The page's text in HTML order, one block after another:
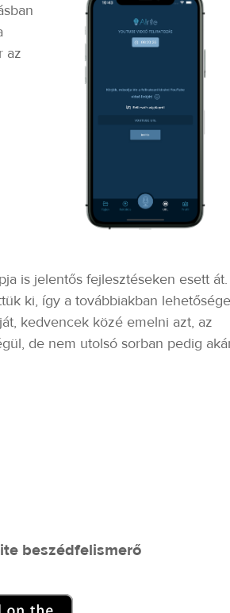
az
is jelentős fejlesztéseken esett
ki, így a továbbiakban lehetősége
kedvencek közé emelni azt, az
de nem utolsó sorban pedig
beszédfelismerő